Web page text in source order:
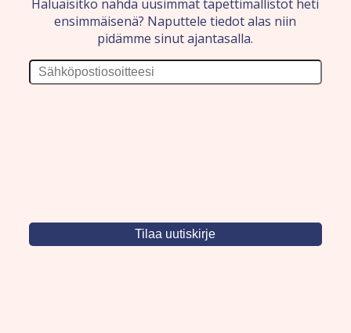
Haluaisitko nähdä uusimmat tapettimallistot heti
ensimmäisenä? Naputtele tiedot alas niin
pidämme sinut ajantasalla.